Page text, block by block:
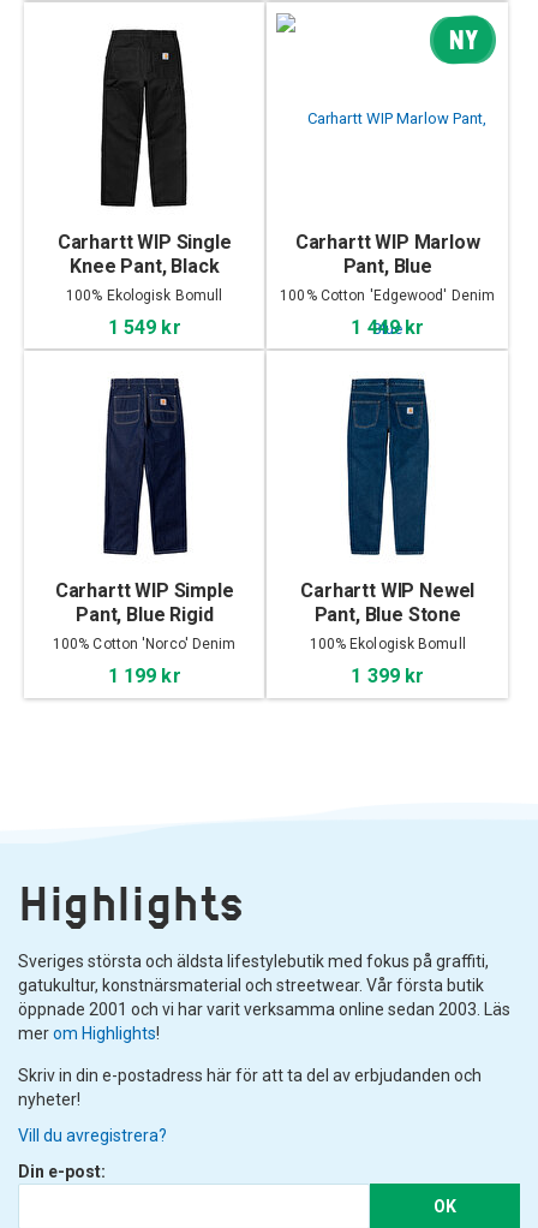
Carhartt WIP Single
Knee Pant, Black
100% Ekologisk Bomull
1 549 kr
NY
Carhartt WIP Marlow
Pant, Blue
100% Cotton 'Edgewood' Denim
1 449 kr
Carhartt WIP Simple
Pant, Blue Rigid
100% Cotton 'Norco' Denim
1 199 kr
Carhartt WIP Newel
Pant, Blue Stone
Washed
100% Ekologisk Bomull
1 399 kr
Highlights
Sveriges största och äldsta lifestylebutik med fokus på graffiti,
gatukultur, konstnärsmaterial och streetwear. Vår första butik
öppnade 2001 och vi har varit verksamma online sedan 2003. Läs
merom Highlights!
Skriv in din e-postadress här för att ta del av erbjudanden och
nyheter!
Vill du avregistrera?
Din e-post:
OK